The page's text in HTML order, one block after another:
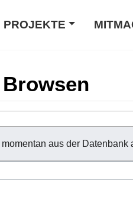
PROJEKTE
aus der Datenbank